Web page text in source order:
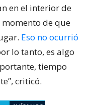
en el interior de
de que
Eso no ocurrió
lo tanto, es algo
tiempo
criticó.